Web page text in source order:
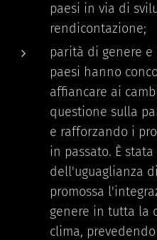
paesi in via di
rendicontazione;
parità di genere e
paesi hanno
affiancare ai
questione sulla
e rafforzando i
in passato. È
dell'uguaglianza
promossa
genere in tutta la
clima,